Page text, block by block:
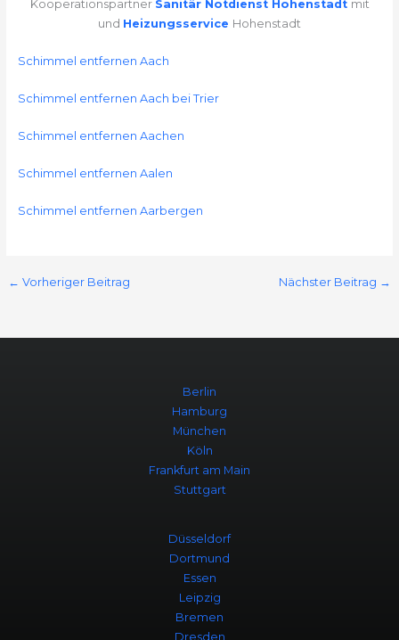
Kooperationspartner Sanitär Notdienst Hohenstadt mit
und Heizungsservice Hohenstadt
Schimmel entfernen Aach
Schimmel entfernen Aach bei Trier
Schimmel entfernen Aachen
Schimmel entfernen Aalen
Schimmel entfernen Aarbergen
← Vorheriger Beitrag Nächster Beitrag →
Berlin
Hamburg
München
Köln
Frankfurt am Main
Stuttgart
Düsseldorf
Dortmund
Essen
Leipzig
Bremen
Dresden